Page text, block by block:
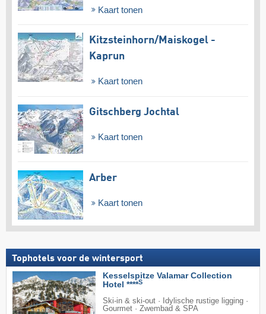
Kaart tonen
Kitzsteinhorn/​Maiskogel -
Kaprun
Kaart tonen
Gitschberg Jochtal
Kaart tonen
Arber
Kaart tonen
Tophotels voor de wintersport
Kesselspitze Valamar Collection
Hotel ****S
Ski-in & ski-out · Idylische rustige ligging ·
Gourmet · Zwembad & SPA